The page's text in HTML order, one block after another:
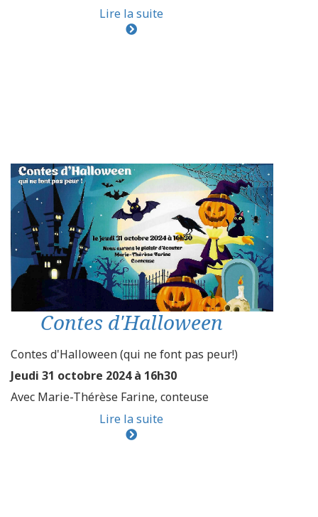
Lire la suite
Contes d'Halloween
Contes d'Halloween (qui ne font pas peur!)
Jeudi 31 octobre 2024 à 16h30
Avec Marie-Thérèse Farine, conteuse
Lire la suite